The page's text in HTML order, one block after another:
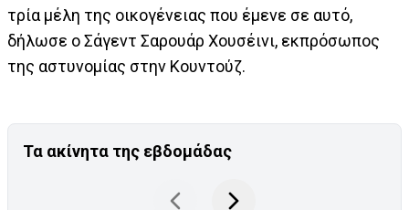
τρία μέλη της οικογένειας που έμενε σε αυτό,
δήλωσε ο Σάγεντ Σαρουάρ Χουσέινι, εκπρόσωπος
της αστυνομίας στην Κουντούζ.
Τα ακίνητα της εβδομάδας